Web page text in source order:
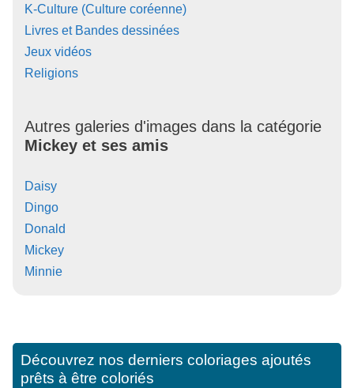
K-Culture (Culture coréenne)
Livres et Bandes dessinées
Jeux vidéos
Religions
Autres galeries d'images dans la catégorie
Mickey et ses amis
Daisy
Dingo
Donald
Mickey
Minnie
Découvrez nos derniers coloriages ajoutés
prêts à être coloriés